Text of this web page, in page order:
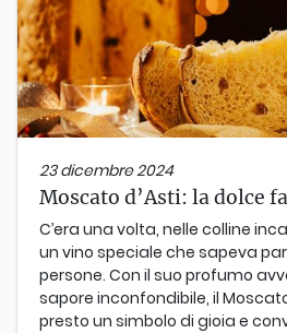
23 dicembre 2024
Moscato d’Asti: la dolce
C’era una volta, nelle colline
un vino speciale che sapeva
persone. Con il suo profumo
sapore inconfondibile, il
presto un simbolo di gioia e